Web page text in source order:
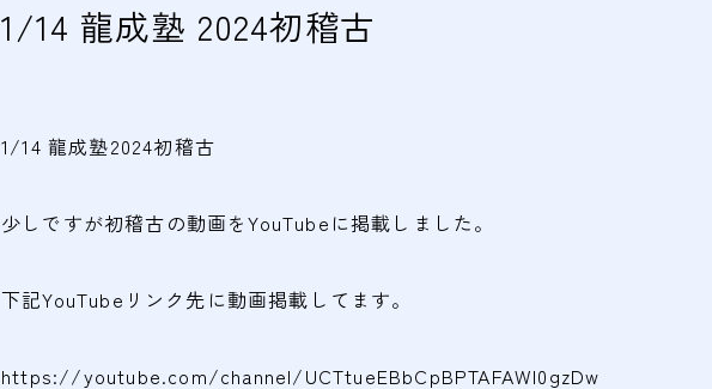
1/14 龍成塾 2024初稽古
1/14 龍成塾2024初稽古
少しですが初稽古の動画をYouTubeに掲載しました。
下記YouTubeリンク先に動画掲載してます。
https://youtube.com/channel/UCTtueEBbCpBPTAFAWI0gzDw